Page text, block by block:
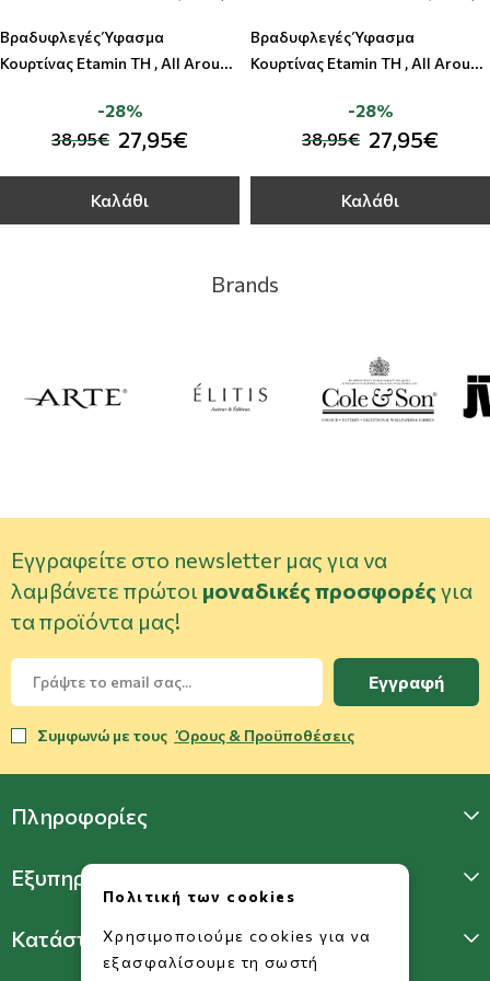
Βραδυφλεγές Ύφασμα
Κουρτίνας Etamin TH , All Around
38,95€ 27,95€
-28%
Καλάθι
Βραδυφλεγές Ύφασμα
Κουρτίνας Etamin TH , All Around
38,95€ 27,95€
-28%
Καλάθι
Brands
Εγγραφείτε στο newsletter μας για να
λαμβάνετε πρώτοι μοναδικές προσφορές για
τα προϊόντα μας!
Εγγραφή
Συμφωνώ με τους Όρους & Προϋποθέσεις
Πληροφορίες
Εξυπηρέτηση Πελατών
Κατάστημα Γλυφάδας
Πολιτική των cookies
Χρησιμοποιούμε cookies για να
εξασφαλίσουμε τη σωστή